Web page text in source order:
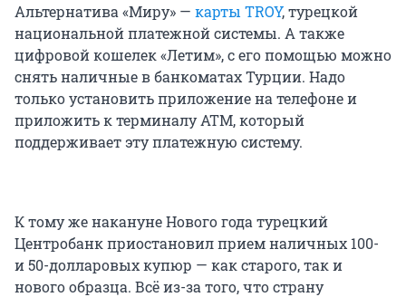
Альтернатива «Миру» — карты TROY, турецкой
национальной платежной системы. А также
цифровой кошелек «Летим», с его помощью можно
снять наличные в банкоматах Турции. Надо
только установить приложение на телефоне и
приложить к терминалу АТМ, который
поддерживает эту платежную систему.
К тому же накануне Нового года турецкий
Центробанк приостановил прием наличных 100-
и 50-долларовых купюр — как старого, так и
нового образца. Всё из-за того, что страну